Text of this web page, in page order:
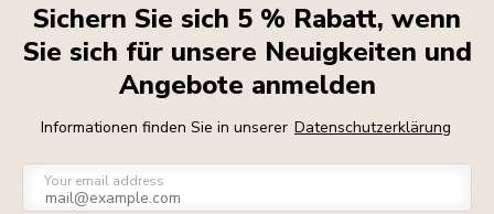
Sichern Sie sich 5 % Rabatt, wenn
Sie sich für unsere Neuigkeiten und
Angebote anmelden
Informationen finden Sie in unserer Datenschutzerklärung
Your email address